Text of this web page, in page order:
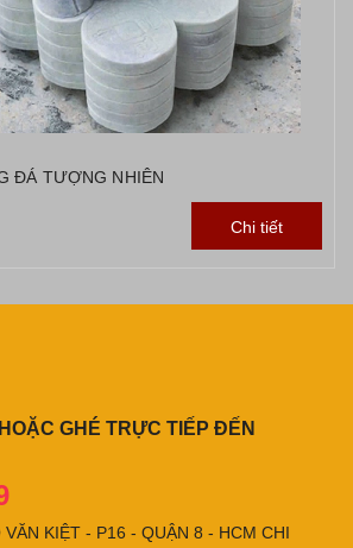
ĐÁ TƯỢNG NHIÊN
Chi tiết
GHÉ TRỰC TIẾP ĐẾN
VĂN KIỆT - P16 - QUẬN 8 - HCM CHI